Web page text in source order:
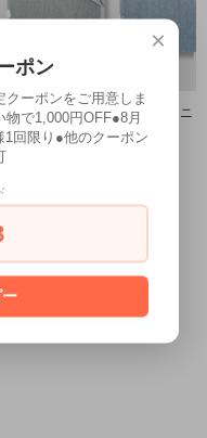
パン × ミナ ペルホネン｜シュニ
ットンブランケット
］シングル
×
ポン
ーポンをご用意しま
で1,000円OFF●8月
回限り●他のクーポン